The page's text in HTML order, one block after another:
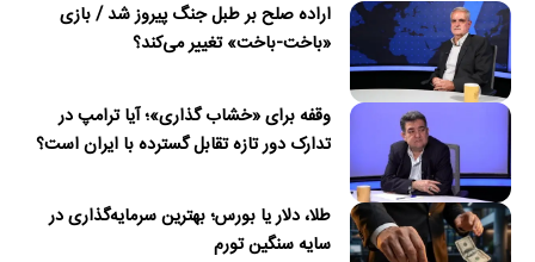
اراده صلح بر طبل جنگ پیروز شد / بازی
«باخت-باخت» تغییر می‌کند؟
وقفه برای «خشاب گذاری»؛ آیا ترامپ در
تدارک دور تازه تقابل گسترده با ایران است؟
طلا، دلار یا بورس؛ بهترین سرمایه‌گذاری در
سایه سنگین تورم